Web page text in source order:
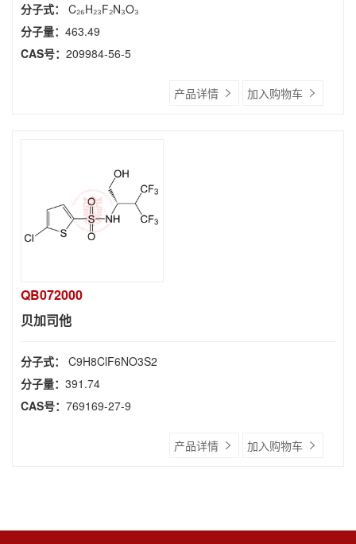
分子式： C₂₆H₂₃F₂N₃O₃
分子量： 463.49
CAS号： 209984-56-5
产品详情 加入购物车
QB072000
贝加司他
分子式： C9H8ClF6NO3S2
分子量： 391.74
CAS号： 769169-27-9
产品详情 加入购物车